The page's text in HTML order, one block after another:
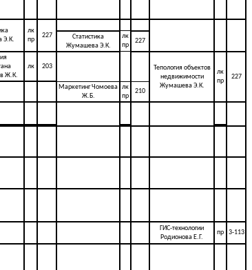
Э.К.
лк
пр
227
Статистика
Жумашева Э.К.
лк
пр
227
Ж.К.
лк 203
Тепология объектов
недвижимости
Жумашева Э.К.
лк
пр
227
Маркетинг Чомоева
Ж.Б.
лк
пр
210
ГИС-технологии
Родионова Е.Г.
пр 3-113